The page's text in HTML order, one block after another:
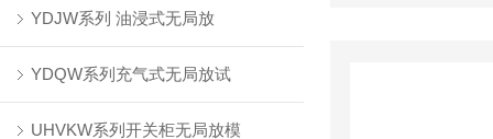
YDJW系列 油浸式无局放
YDQW系列充气式无局放试
UHVKW系列开关柜无局放模